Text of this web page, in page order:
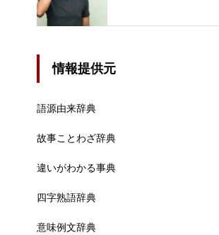
情報提供元
語源由来辞典
故事ことわざ辞典
違いがわかる事典
四字熟語辞典
意味例文辞典